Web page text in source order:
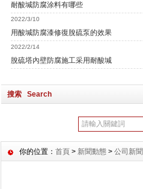
耐酸堿防腐涂料有哪些
2022/3/10
用酸堿防腐漆修復脫硫泵的效果
2022/2/14
脫硫塔內壁防腐施工采用耐酸堿
搜索 Search
你的位置：首頁 > 新聞動態 >公司新聞